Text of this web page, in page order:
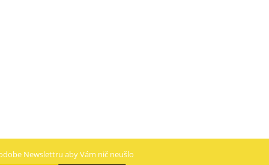
Newslettru aby Vám nič neušlo